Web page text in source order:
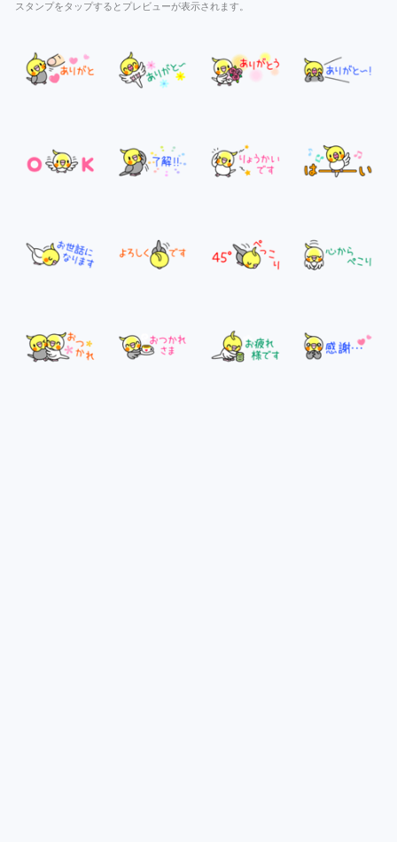
スタンプをタップするとプレビューが表示されます。